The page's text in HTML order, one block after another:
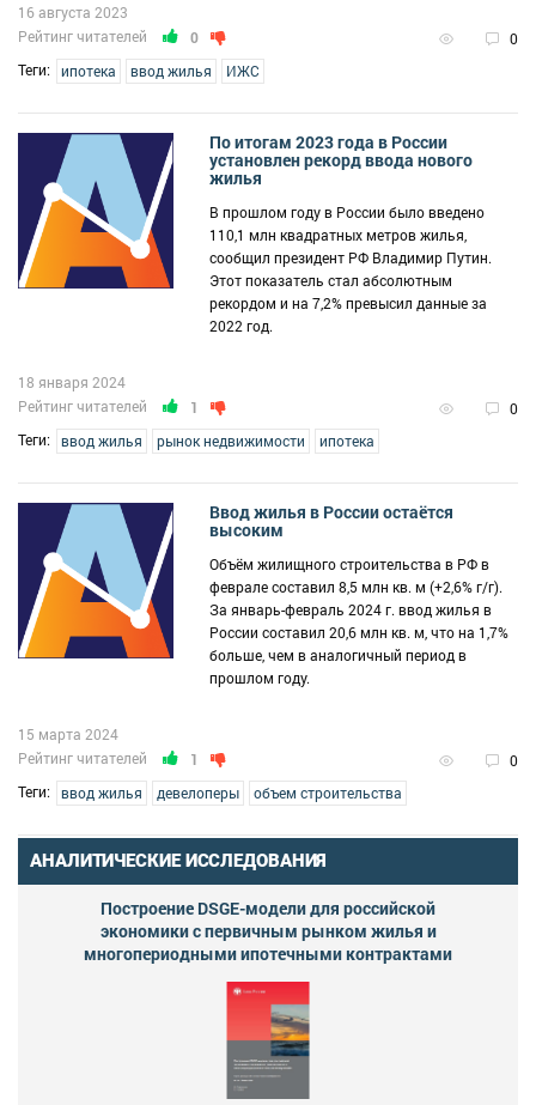
Рейтинг читателей 0 0
16 августа 2023
Теги: ипотека ввод жилья ИЖС
По итогам 2023 года в России
установлен рекорд ввода нового
жилья
В прошлом году в России было введено
110,1 млн квадратных метров жилья,
сообщил президент РФ Владимир Путин.
Этот показатель стал абсолютным
рекордом и на 7,2% превысил данные за
2022 год.
Рейтинг читателей 1 0
18 января 2024
Теги: ввод жилья рынок недвижимости ипотека
Ввод жилья в России остаётся
высоким
Объём жилищного строительства в РФ в
феврале составил 8,5 млн кв. м (+2,6% г/г).
За январь-февраль 2024 г. ввод жилья в
России составил 20,6 млн кв. м, что на 1,7%
больше, чем в аналогичный период в
прошлом году.
Рейтинг читателей 1 0
15 марта 2024
Теги: ввод жилья девелоперы объем строительства
АНАЛИТИЧЕСКИЕ ИССЛЕДОВАНИЯ
Построение DSGE-модели для российской
экономики с первичным рынком жилья и
многопериодными ипотечными контрактами